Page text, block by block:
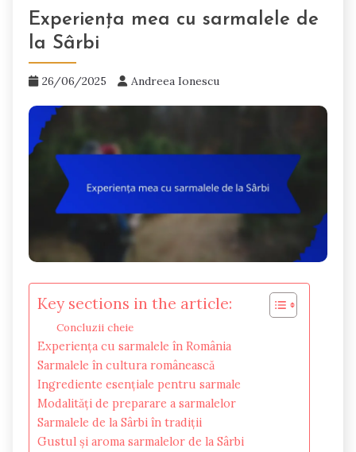
Experiența mea cu sarmalele de
la Sârbi
26/06/2025 Andreea Ionescu
Key sections in the article:
Concluzii cheie
Experiența cu sarmalele în România
Sarmalele în cultura românească
Ingrediente esențiale pentru sarmale
Modalități de preparare a sarmalelor
Sarmalele de la Sârbi în tradiții
Gustul și aroma sarmalelor de la Sârbi